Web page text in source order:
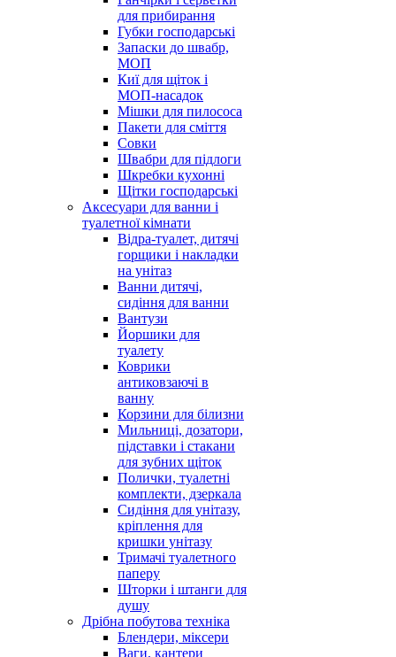
для прибирання
Губки господарські
Запаски до швабр,
МОП
Киї для щіток і
МОП-насадок
Мішки для пилососа
Пакети для сміття
Совки
Швабри для підлоги
Шкребки кухонні
Щітки господарські
Аксесуари для ванни і
туалетної кімнати
Відра-туалет, дитячі
горщики і накладки
на унітаз
Ванни дитячі,
сидіння для ванни
Вантузи
Йоршики для
туалету
Коврики
антиковзаючі в
ванну
Корзини для білизни
Мильниці, дозатори,
підставки і стакани
для зубних щіток
Полички, туалетні
комплекти, дзеркала
Сидіння для унітазу,
кріплення для
кришки унітазу
Тримачі туалетного
паперу
Шторки і штанги для
душу
Дрібна побутова техніка
Блендери, міксери
Ваги, кантери